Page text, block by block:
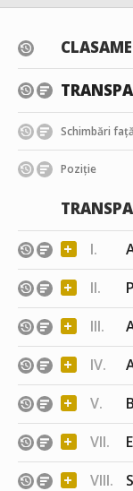
Schimbări
Poziție
+
I.
+ II.
+ III.
+ IV.
+ V.
+ VII.
+ VIII.